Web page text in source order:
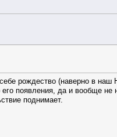
рождество (наверно в
появления, да и вообще
поднимает.